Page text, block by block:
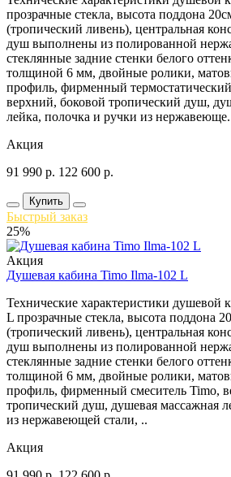
прозрачные стекла, высота поддона
(тропический ливень), центральная
душ выполнены из полированной
стеклянные задние стенки белого
толщиной 6 мм, двойные ролики,
профиль, фирменный
верхний, боковой тропический душ,
лейка, полочка и ручки из
Акция
91 990 р. 122 600 р.
Купить
Быстрый заказ
25%
Акция
Душевая кабина Timo Ilma-102 L
Технические характеристики
L прозрачные стекла, высота поддона
(тропический ливень), центральная
душ выполнены из полированной
стеклянные задние стенки белого
толщиной 6 мм, двойные ролики,
профиль, фирменный смеситель Timo,
тропический душ, душевая массажная
из нержавеющей стали, ..
Акция